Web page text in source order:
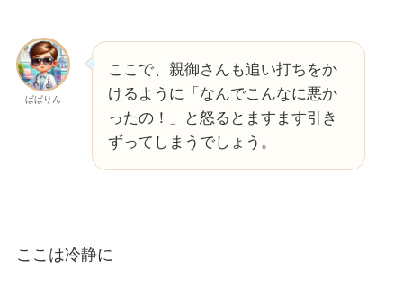
ぱぱりん
ここで、親御さんも追い打ちをか
けるように「なんでこんなに悪か
ったの！」と怒るとますます引き
ずってしまうでしょう。
ここは冷静に